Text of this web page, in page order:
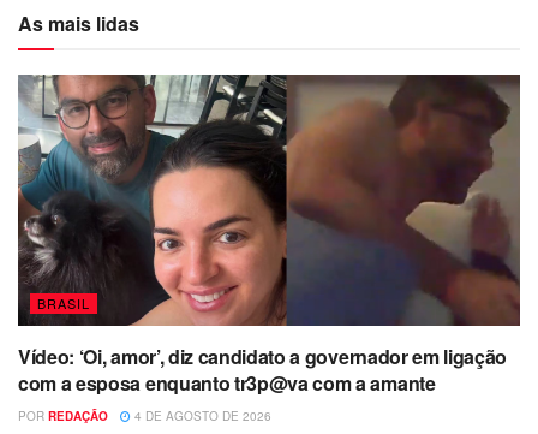
As mais lidas
BRASIL
Vídeo: ‘Oi, amor’, diz candidato a governador em ligação
com a esposa enquanto tr3p@va com a amante
POR REDAÇÃO 4 DE AGOSTO DE 2026